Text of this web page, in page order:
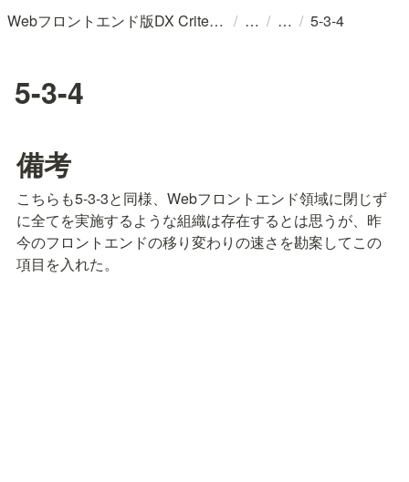
Webフロントエンド版DX Criteria (v202402)/プロダクトのユーザー体験と変化に適応するチームのためのガイドライン / / / 5-3-4
5-3-4
備考
こちらも5-3-3と同様、Webフロントエンド領域に閉じず
に全てを実施するような組織は存在するとは思うが、昨
今のフロントエンドの移り変わりの速さを勘案してこの
項目を入れた。